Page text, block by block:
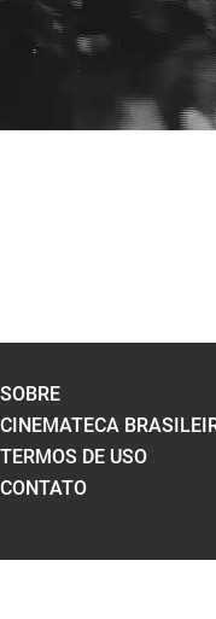
SOBRE
CINEMATECA
TERMOS DE USO
CONTATO